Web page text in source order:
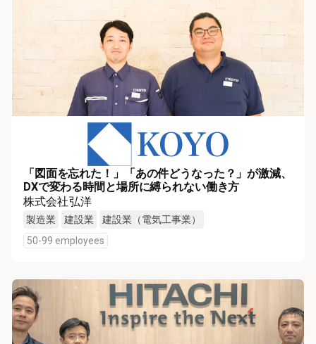
「図面を忘れた！」「あの件どうなった？」が激減、
DXで変わる時間と場所に縛られない働き方
株式会社弘洋
製造業 建設業
建設業（電気工事業）
50-99 employees